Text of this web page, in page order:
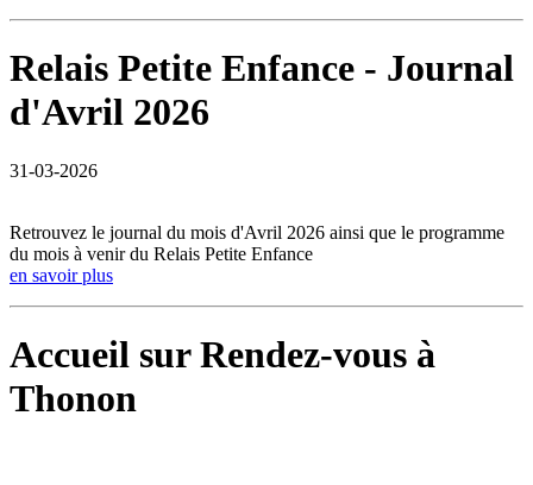
Relais Petite Enfance - Journal
d'Avril 2026
31-03-2026
Retrouvez le journal du mois d'Avril 2026 ainsi que le programme
du mois à venir du Relais Petite Enfance
en savoir plus
Accueil sur Rendez-vous à
Thonon